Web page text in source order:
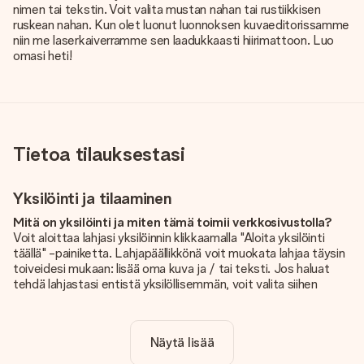
nimen tai tekstin. Voit valita mustan nahan tai rustiikkisen
ruskean nahan. Kun olet luonut luonnoksen kuvaeditorissamme
niin me laserkaiverramme sen laadukkaasti hiirimattoon. Luo
omasi heti!
Tietoa tilauksestasi
Yksilöinti ja tilaaminen
Mitä on yksilöinti ja miten tämä toimii verkkosivustolla?
Voit aloittaa lahjasi yksilöinnin klikkaamalla "Aloita yksilöinti
täällä" -painiketta. Lahjapäällikkönä voit muokata lahjaa täysin
toiveidesi mukaan: lisää oma kuva ja / tai teksti. Jos haluat
tehdä lahjastasi entistä yksilöllisemmän, voit valita siihen
Sisältyykö yksilöinti hintaan?
Sivustolla näkyvä hinta sisältää lahjasi yksilöinnin. Hauskaa ja
Näytä lisää